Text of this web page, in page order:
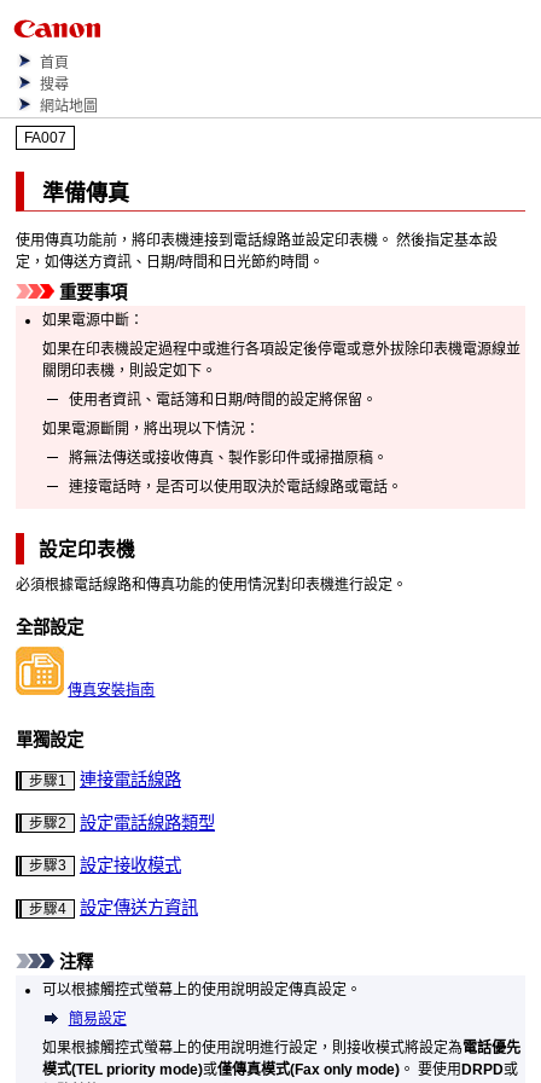
首頁
搜尋
網站地圖
FA007
準備傳真
使用傳真功能前，將印表機連接到電話線路並設定印表機 。 然後指定基本設
定，如傳送方資訊、日期/時間和日光節約時間。
重要事項
如果電源中斷：
如果在印表機設定過程中或進行各項設定後停電或意外拔除印表機電源線並
關閉印表機 ，則設定如下。
使用者資訊、電話簿和日期/時間的設定將保留。
如果電源斷開，將出現以下情況：
將無法傳送或接收傳真、製作影印件或掃描原稿。
連接電話時，是否可以使用取決於電話線路或電話。
設定印表機
必須根據電話線路和傳真功能的使用情況對印表機進行設定。
全部設定
傳真安裝指南
單獨設定
步驟1 連接電話線路
步驟2 設定電話線路類型
步驟3 設定接收模式
步驟4 設定傳送方資訊
注釋
可以根據觸控式螢幕上的使用說明設定傳真設定。
簡易設定
如果根據觸控式螢幕上的使用說明進行設定，則接收模式將設定為電話優先
模式(TEL priority mode)或僅傳真模式(Fax only mode) 。 要使用 DRPD或